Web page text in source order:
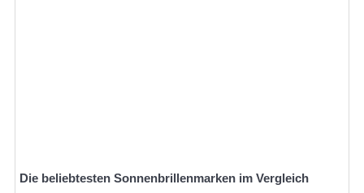
Die beliebtesten Sonnenbrillenmarken im Vergleich